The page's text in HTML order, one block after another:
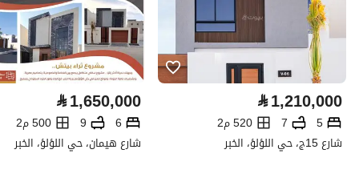
خدمات العقار
لا يوجد خدمات
تفاصيل اضافية
⃁1,210,000
5
7
520 م2
شارع 15ج، حي اللؤلؤ، الخبر
⃁1,650,000
6
9
500 م2
شارع هيمان، حي اللؤلؤ، الخبر